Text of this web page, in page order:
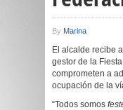
By Marina
El alcalde recibe
gestor de la
comprometen a
ocupación de la
“Todos somos